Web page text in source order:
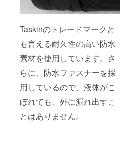
Taskinのトレードマークと
も言える耐久性の高い防水
素材を使用しています。さ
らに、防水ファスナーを採
用しているので、液体がこ
ぼれても、外に漏れ出すこ
とはありません。